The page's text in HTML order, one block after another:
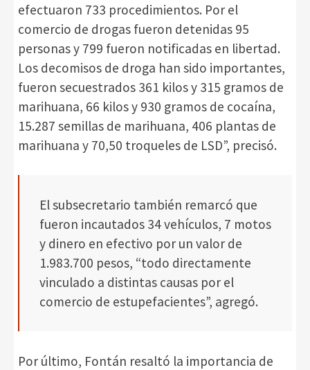
efectuaron 733 procedimientos. Por el
comercio de drogas fueron detenidas 95
personas y 799 fueron notificadas en libertad.
Los decomisos de droga han sido importantes,
fueron secuestrados 361 kilos y 315 gramos de
marihuana, 66 kilos y 930 gramos de cocaína,
15.287 semillas de marihuana, 406 plantas de
marihuana y 70,50 troqueles de LSD”, precisó.
El subsecretario también remarcó que
fueron incautados 34 vehículos, 7 motos
y dinero en efectivo por un valor de
1.983.700 pesos, “todo directamente
vinculado a distintas causas por el
comercio de estupefacientes”, agregó.
Por último, Fontán resaltó la importancia de